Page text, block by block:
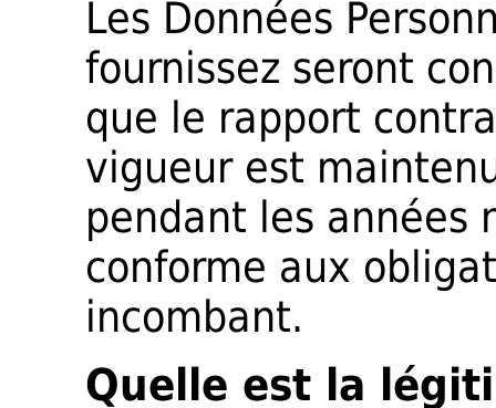
Les Données
fournissez seront
que le rapport
vigueur est
pendant les années
conforme aux
incombant.
Quelle est la